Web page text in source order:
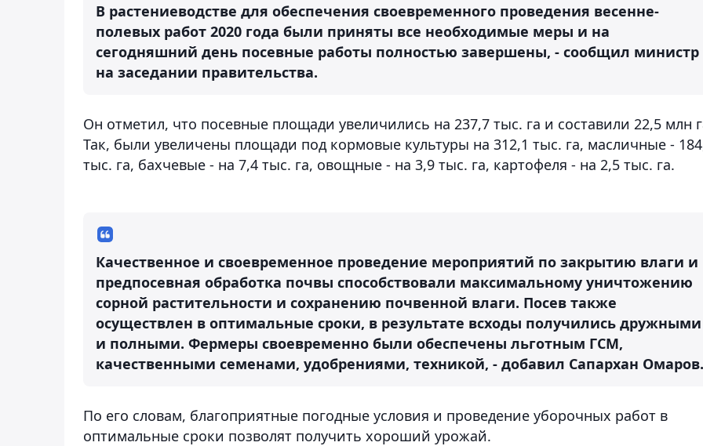
В растениеводстве для обеспечения своевременного проведения весенне-
полевых работ 2020 года были приняты все необходимые меры и на
сегодняшний день посевные работы полностью завершены, - сообщил министр
на заседании правительства.
Он отметил, что посевные площади увеличились на 237,7 тыс. га и составили 22,5 млн
Так, были увеличены площади под кормовые культуры на 312,1 тыс. га, масличные -
тыс. га, бахчевые - на 7,4 тыс. га, овощные - на 3,9 тыс. га, картофеля - на 2,5 тыс. га.
Качественное и своевременное проведение мероприятий по закрытию влаги и
предпосевная обработка почвы способствовали максимальному уничтожению
сорной растительности и сохранению почвенной влаги. Посев также
осуществлен в оптимальные сроки, в результате всходы получились дружными
и полными. Фермеры своевременно были обеспечены льготным ГСМ,
качественными семенами, удобрениями, техникой, - добавил Сапархан Омаров.
По его словам, благоприятные погодные условия и проведение уборочных работ в
оптимальные сроки позволят получить хороший урожай.